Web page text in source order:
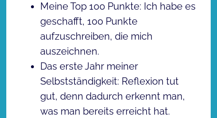
Meine Top 100 Punkte: Ich habe es
geschafft, 100 Punkte
aufzuschreiben, die mich
auszeichnen.
Das erste Jahr meiner
Selbstständigkeit: Reflexion tut
gut, denn dadurch erkennt man,
was man bereits erreicht hat.